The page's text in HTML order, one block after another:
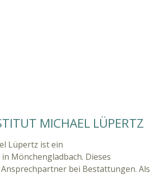
MICHAEL LÜPERTZ
Lüpertz ist ein
Mönchengladbach. Dieses
bei Bestattungen. Als